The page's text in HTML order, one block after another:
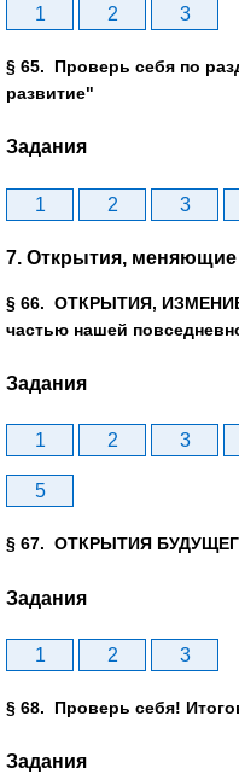
1 2 3
§ 65. Проверь себя по
развитие"
Задания
1 2 3
7. Открытия,
§ 66. ОТКРЫТИЯ,
частью нашей
Задания
1 2 3
5
§ 67. ОТКРЫТИЯ
Задания
1 2 3
§ 68. Проверь себя!
Задания